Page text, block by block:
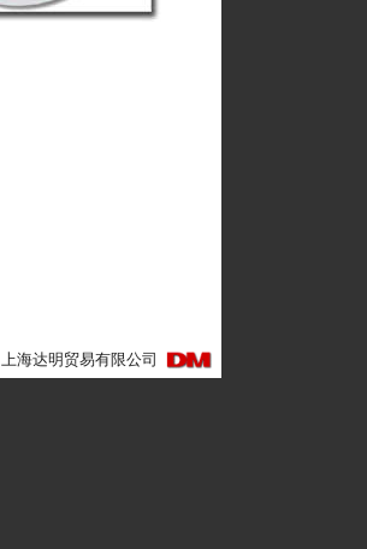
上海达明贸易有限公司